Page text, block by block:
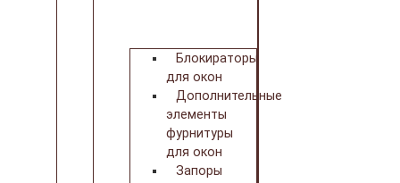
Блокираторы
для окон
Дополнительные
элементы
фурнитуры
для окон
Запоры